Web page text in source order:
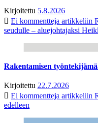
Kirjoitettu 5.8.2026
Ei kommentteja artikkeliin
seudulle – aluejohtajaksi
Rakentamisen
Kirjoitettu 22.7.2026
Ei kommentteja artikkeliin
edelleen